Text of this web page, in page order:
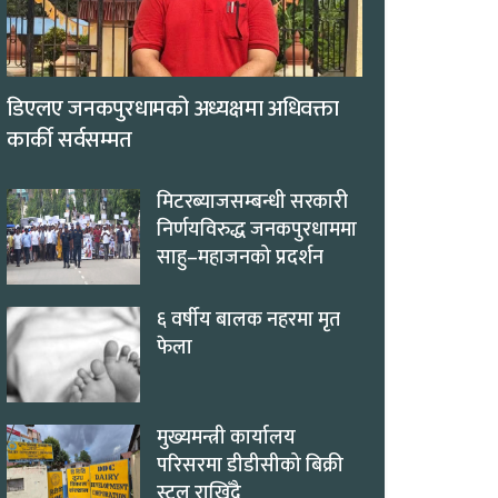
डिएलए जनकपुरधामको अध्यक्षमा अधिवक्ता
कार्की सर्वसम्मत
मिटरब्याजसम्बन्धी सरकारी
निर्णयविरुद्ध जनकपुरधाममा
साहु–महाजनको प्रदर्शन
६ वर्षीय बालक नहरमा मृत
फेला
मुख्यमन्त्री कार्यालय
परिसरमा डीडीसीको बिक्री